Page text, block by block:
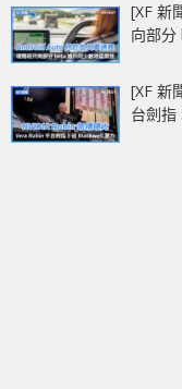
[XF 新
向部
[XF 新
台劍指